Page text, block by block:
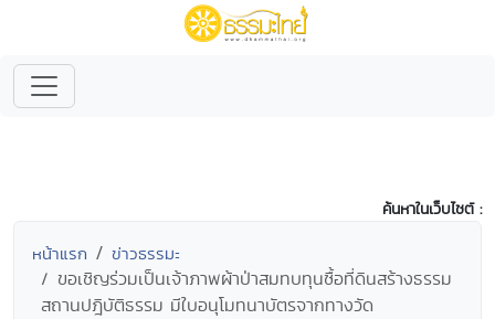
ค้นหาในเว็บไซต์ :
หน้าแรก ข่าวธรรมะ
ขอเชิญร่วมเป็นเจ้าภาพผ้าป่าสมทบทุนซื้อที่ดินสร้างธรรม
สถานปฎิบัติธรรม มีใบอนุโมทนาบัตรจากทางวัด